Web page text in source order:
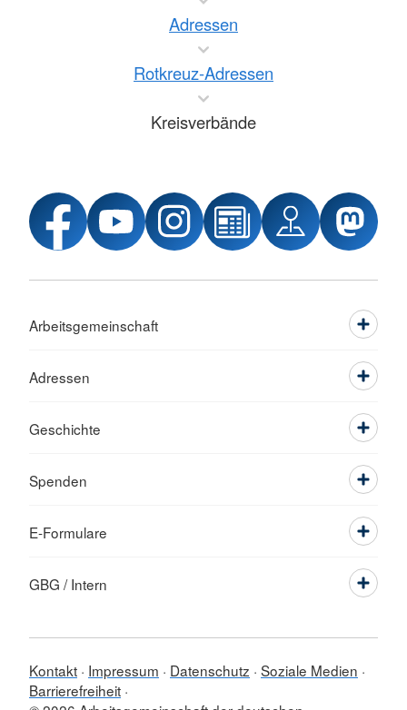
Adressen
Rotkreuz-Adressen
Kreisverbände
Arbeitsgemeinschaft
Adressen
Geschichte
Spenden
E-Formulare
GBG / Intern
Kontakt Impressum Datenschutz Soziale Medien
Barrierefreiheit